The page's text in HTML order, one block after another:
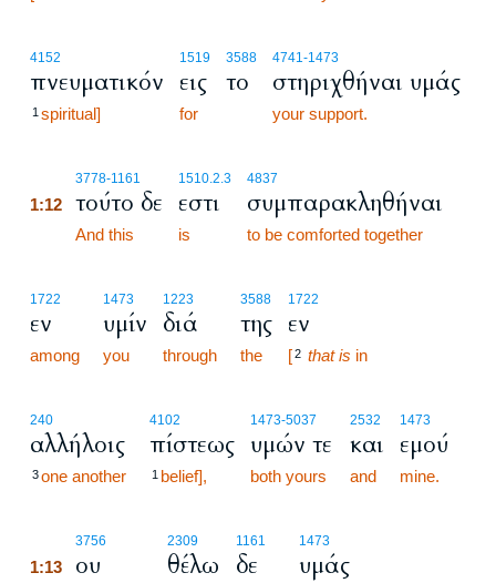
4152
πνευματικόν
1 spiritual]
1519
εις
for
3588
το
4741-1473
στηριχθήναι υμάς
your support.
3778-1161
1:12 τούτο δε
And this
1510.2.3
εστι
is
4837
συμπαρακληθήναι
to be comforted together
1722
εν
among
1473
υμίν
you
1223
διά
through
3588
της
the
1722
εν
[2 that is in
240
αλλήλοις
3one another
4102
πίστεως
1 belief],
1473-5037
υμών τε
both yours
2532
και
and
1473
εμού
mine.
3756
1:13 ου
2309
θέλω
1161
δε
1473
υμάς